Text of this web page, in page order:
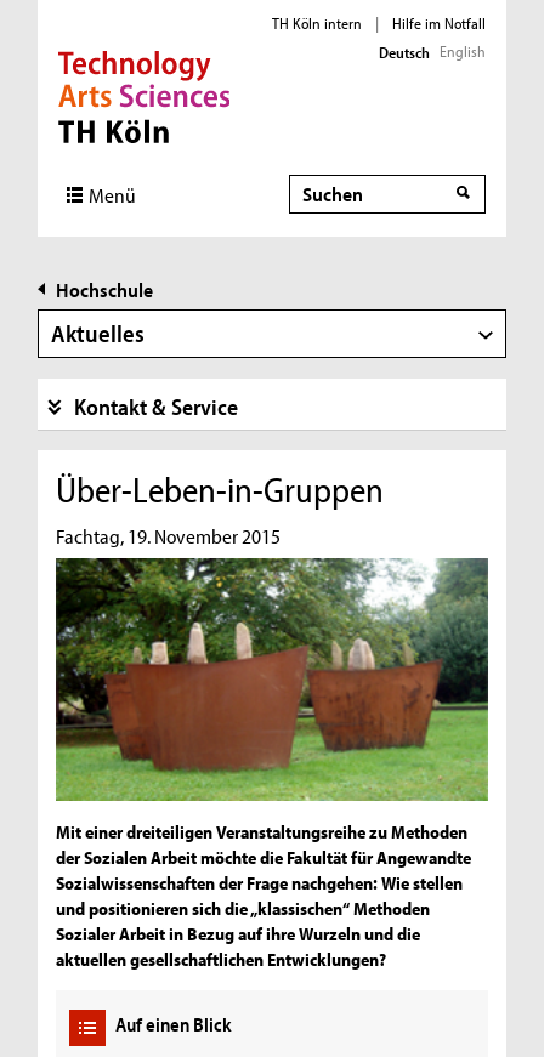
Direkt zur Hauptnavigation
Direkt zur Subnavigation
Direkt zum Inhalt
Direkt zum Fußbereich
TH Köln intern |
Hilfe im Notfall
Deutsch English
Menü Suche
Hochschule
Aktuelles
Kontakt & Service
Über-Leben-in-Gruppen
Fachtag, 19. November 2015
Mit einer dreiteiligen Veranstaltungsreihe zu Methoden
der Sozialen Arbeit möchte die Fakultät für Angewandte
Sozialwissenschaften der Frage nachgehen: Wie stellen
und positionieren sich die „klassischen“ Methoden
Sozialer Arbeit in Bezug auf ihre Wurzeln und die
aktuellen gesellschaftlichen Entwicklungen?
Auf einen Blick